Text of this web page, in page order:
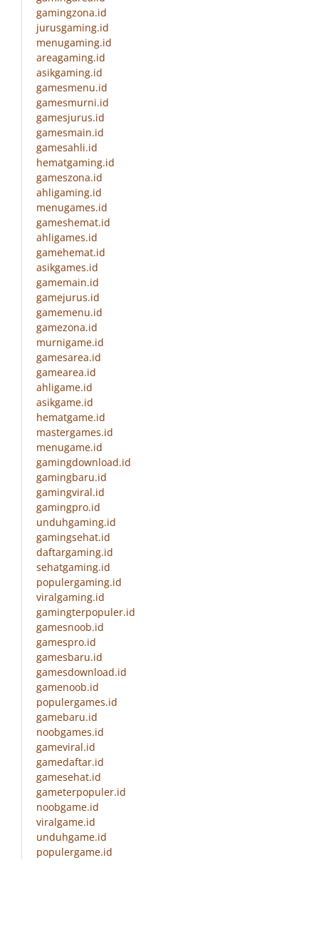
gamingzona.id
jurusgaming.id
menugaming.id
areagaming.id
asikgaming.id
gamesmenu.id
gamesmurni.id
gamesjurus.id
gamesmain.id
gamesahli.id
hematgaming.id
gameszona.id
ahligaming.id
menugames.id
gameshemat.id
ahligames.id
gamehemat.id
asikgames.id
gamemain.id
gamejurus.id
gamemenu.id
gamezona.id
murnigame.id
gamesarea.id
gamearea.id
ahligame.id
asikgame.id
hematgame.id
mastergames.id
menugame.id
gamingdownload.id
gamingbaru.id
gamingviral.id
gamingpro.id
unduhgaming.id
gamingsehat.id
daftargaming.id
sehatgaming.id
populergaming.id
viralgaming.id
gamingterpopuler.id
gamesnoob.id
gamespro.id
gamesbaru.id
gamesdownload.id
gamenoob.id
populergames.id
gamebaru.id
noobgames.id
gameviral.id
gamedaftar.id
gamesehat.id
gameterpopuler.id
noobgame.id
viralgame.id
unduhgame.id
populergame.id